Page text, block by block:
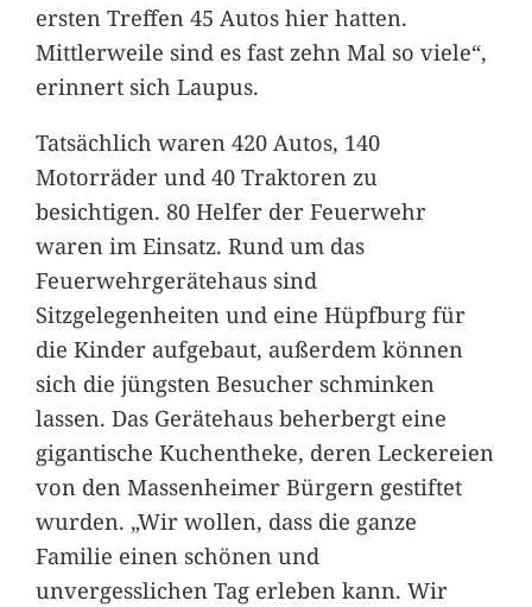
ersten Treffen 45 Autos hier hatten.
Mittlerweile sind es fast zehn Mal so viele“,
erinnert sich Laupus.
Tatsächlich waren 420 Autos, 140
Motorräder und 40 Traktoren zu
besichtigen. 80 Helfer der Feuerwehr
waren im Einsatz. Rund um das
Feuerwehrgerätehaus sind
Sitzgelegenheiten und eine Hüpfburg für
die Kinder aufgebaut, außerdem können
sich die jüngsten Besucher schminken
lassen. Das Gerätehaus beherbergt eine
gigantische Kuchentheke, deren Leckereien
von den Massenheimer Bürgern gestiftet
wurden. „Wir wollen, dass die ganze
Familie einen schönen und
unvergesslichen Tag erleben kann. Wir